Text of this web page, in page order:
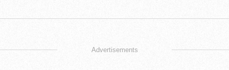
Advertisements